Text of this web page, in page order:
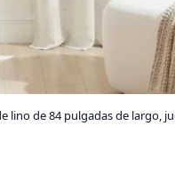
lino de 84 pulgadas de largo,